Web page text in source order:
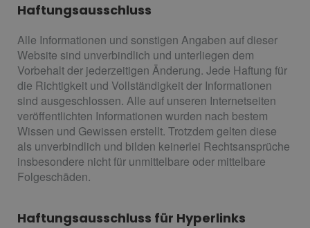
Haftungsausschluss
Alle Informationen und sonstigen Angaben auf dieser
Website sind unverbindlich und unterliegen dem
Vorbehalt der jederzeitigen Änderung. Jede Haftung für
die Richtigkeit und Vollständigkeit der Informationen
sind ausgeschlossen. Alle auf unseren Internetseiten
veröffentlichten Informationen wurden nach bestem
Wissen und Gewissen erstellt. Trotzdem gelten diese
als unverbindlich und bilden keinerlei Rechtsansprüche
insbesondere nicht für unmittelbare oder mittelbare
Folgeschäden.
Haftungsausschluss für Hyperlinks